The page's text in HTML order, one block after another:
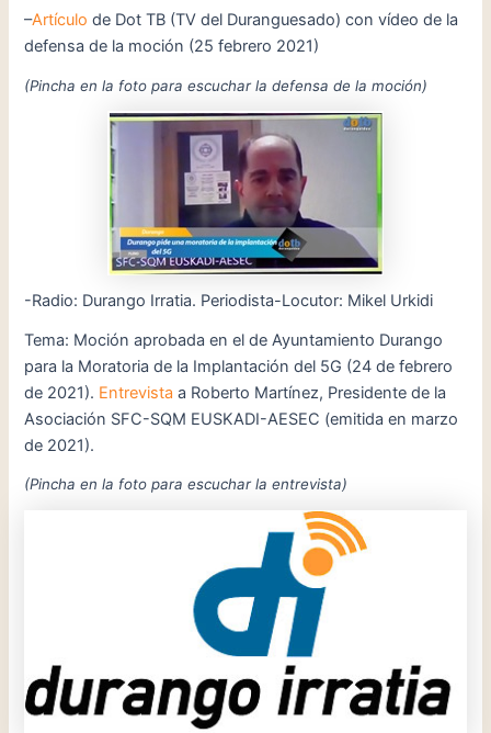
–Artículo de Dot TB (TV del Duranguesado) con vídeo de la
defensa de la moción (25 febrero 2021)
(Pincha en la foto para escuchar la defensa de la moción)
-Radio: Durango Irratia. Periodista-Locutor: Mikel Urkidi
Tema: Moción aprobada en el de Ayuntamiento Durango
para la Moratoria de la Implantación del 5G (24 de febrero
de 2021). Entrevista a Roberto Martínez, Presidente de la
Asociación SFC-SQM EUSKADI-AESEC (emitida en marzo
de 2021).
(Pincha en la foto para escuchar la entrevista)